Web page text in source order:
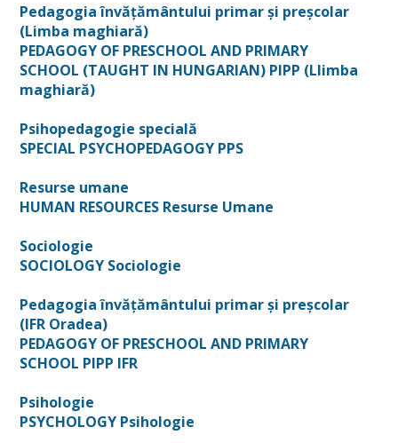
Pedagogia învățământului primar și preșcolar
(Limba maghiară)
PEDAGOGY OF PRESCHOOL AND PRIMARY
SCHOOL (TAUGHT IN HUNGARIAN) PIPP (Llimba
maghiară)
Psihopedagogie specială
SPECIAL PSYCHOPEDAGOGY PPS
Resurse umane
HUMAN RESOURCES Resurse Umane
Sociologie
SOCIOLOGY Sociologie
Pedagogia învățământului primar și preșcolar
(IFR Oradea)
PEDAGOGY OF PRESCHOOL AND PRIMARY
SCHOOL PIPP IFR
Psihologie
PSYCHOLOGY Psihologie